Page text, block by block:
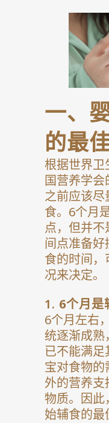
一、
的最
根据世界卫
国营养学会
之前应该
食。6个月
点，但并
间点准备
食的时间
况来决定。
1. 6个月是
6个月左右
统逐渐成熟
已不能满
宝对食物
外的营养
物质。因此
始辅食的最